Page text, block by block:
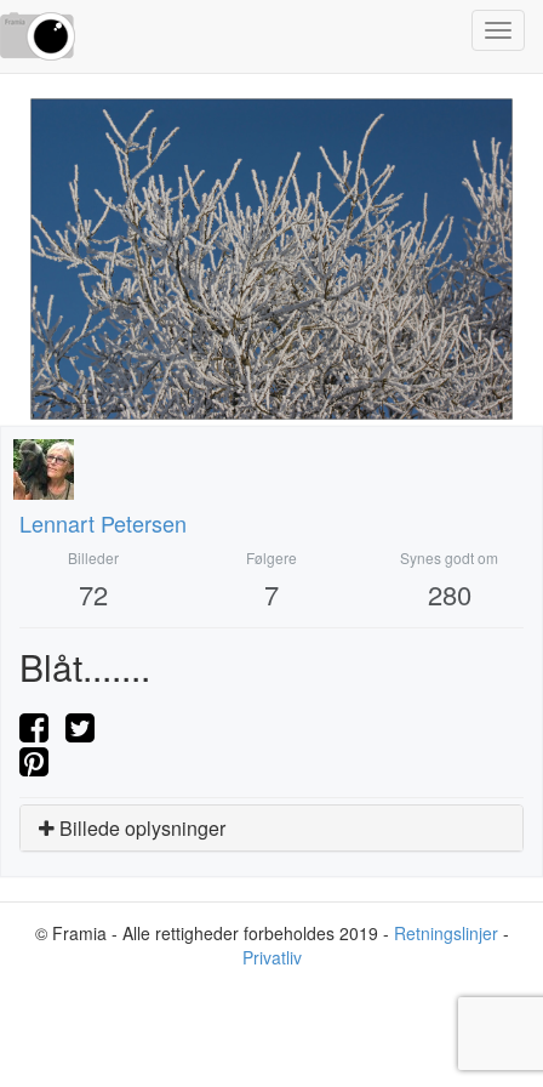
Lennart Petersen
Billeder
72
Følgere
7
Synes godt om
280
Blåt.......
Billede oplysninger
© Framia - Alle rettigheder forbeholdes 2019 - Retningslinjer-
Privatliv